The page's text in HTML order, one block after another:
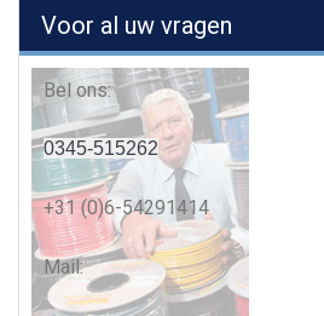
Voor al uw vragen
Bel ons:
0345-515262
+31 (0)6-54291414
Mail: